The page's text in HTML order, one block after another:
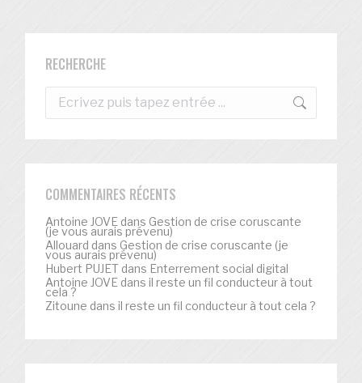
RECHERCHE
Recherche
COMMENTAIRES RÉCENTS
Antoine JOVE dans Gestion de crise coruscante
(je vous aurais prévenu)
Allouard dans Gestion de crise coruscante (je
vous aurais prévenu)
Hubert PUJET dans Enterrement social digital
Antoine JOVE dans il reste un fil conducteur à tout
cela ?
Zitoune dans il reste un fil conducteur à tout cela ?